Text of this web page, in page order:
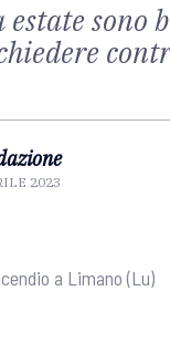
estate
2023
a Limano (Lu)